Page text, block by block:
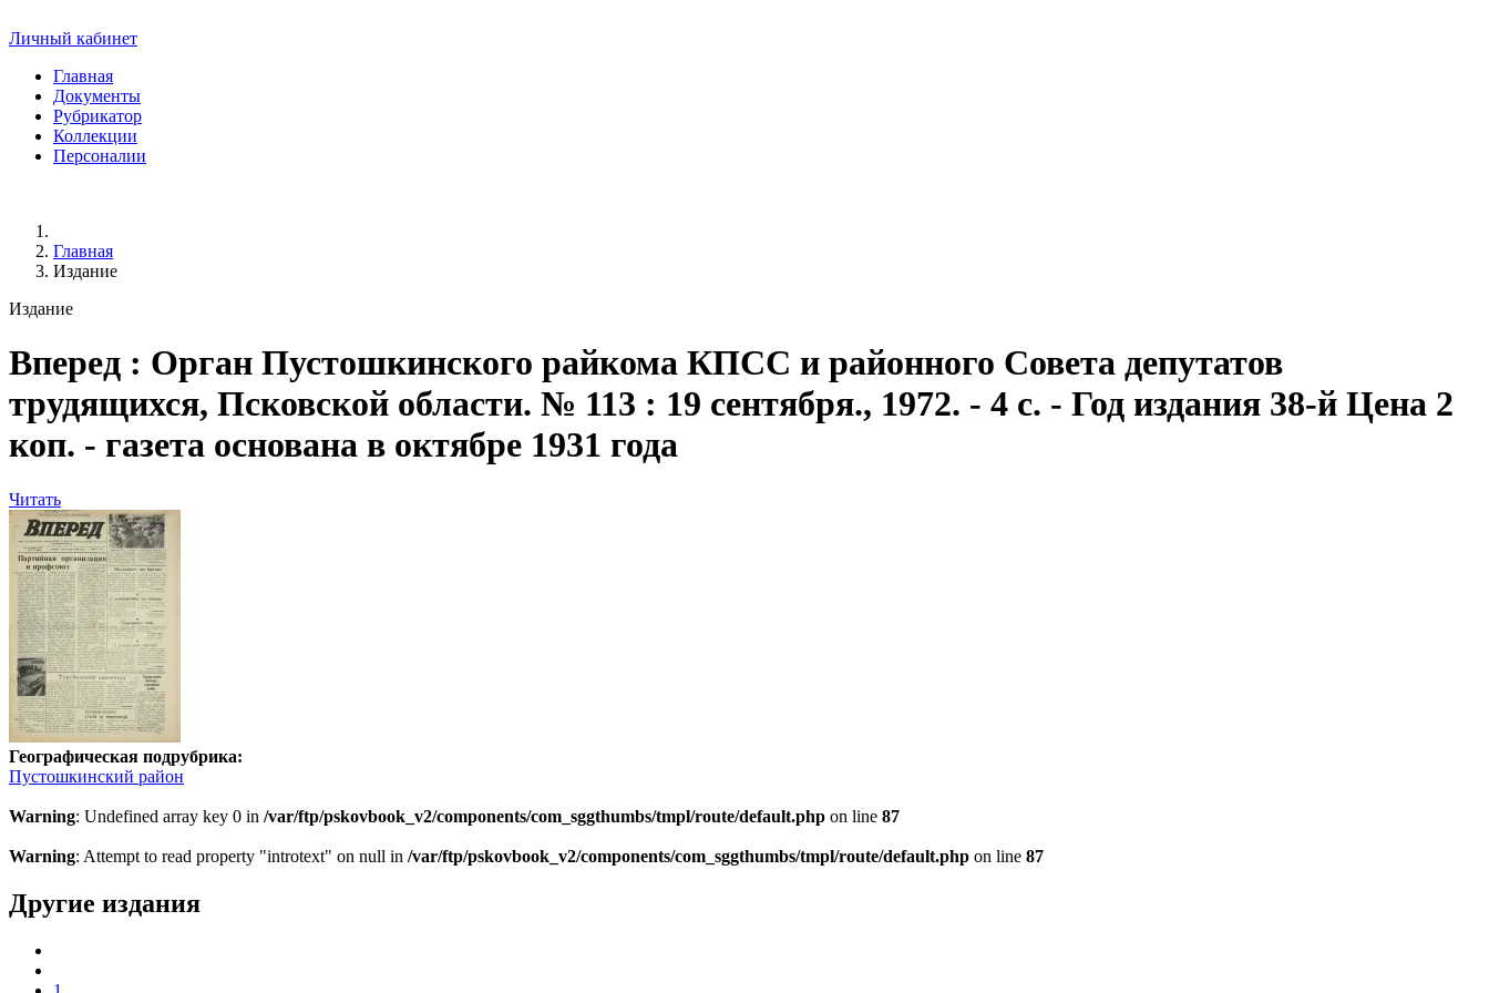
Личный кабинет
Главная
Документы
Рубрикатор
Коллекции
Персоналии
Главная
Издание
Издание
Вперед : Орган Пустошкинского райкома КПСС и районного Совета депутатов
трудящихся, Псковской области. № 113 : 19 сентября., 1972. - 4 с. - Год издания 38-й Цена 2
коп. - газета основана в октябре 1931 года
Читать
Географическая подрубрика:
Пустошкинский район
Warning: Undefined array key 0 in /var/ftp/pskovbook_v2/components/com_sggthumbs/tmpl/route/default.php on line 87
Warning: Attempt to read property "introtext" on null in /var/ftp/pskovbook_v2/components/com_sggthumbs/tmpl/route/default.php on line 87
Другие издания